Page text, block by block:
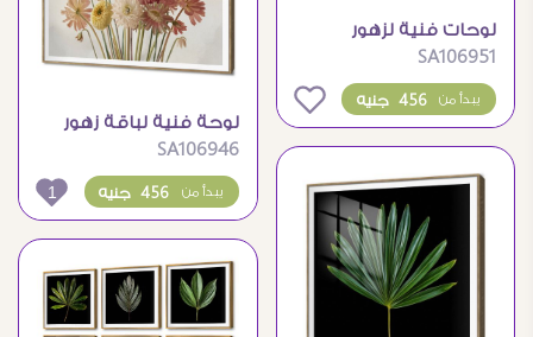
لوحات فنية لزهور
الماغنوليا البيضاء
المودرن
SA106951
456 جنيه يبدأ من
لوحة فنية لباقة زهور
طبيعية ربيعية
SA106946
456 جنيه يبدأ من 1